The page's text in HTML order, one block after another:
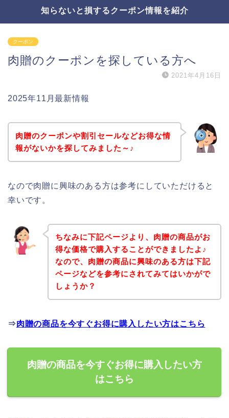
知らないと損するクーポン情報を紹介
クーポン
肉贈のクーポンを探している方へ
2021年4月16日
2025年11月最新情報
肉贈のクーポンや割引セールなどお得な情
報がないかを探してみました～♪
なので肉贈に興味のある方は参考にしていただけると
幸いです。
ちなみに下記ページより、肉贈の商品がお
得な価格で購入することができましたよ♪
なので、肉贈の商品に興味のある方は下記
ページなどを参考にされてみてはいかがで
しょうか？
⇒肉贈の商品を今すぐお得に購入したい方はこちら
肉贈の商品を今すぐお得に購入したい方
はこちら